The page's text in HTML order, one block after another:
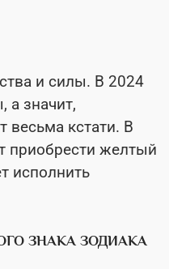
и силы. В 2024
а значит,
весьма кстати. В
приобрести желтый
исполнить
ЗНАКА ЗОДИАКА